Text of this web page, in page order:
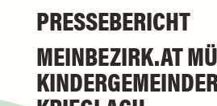
PRESSEBERICHT
MEINBEZIRK.AT